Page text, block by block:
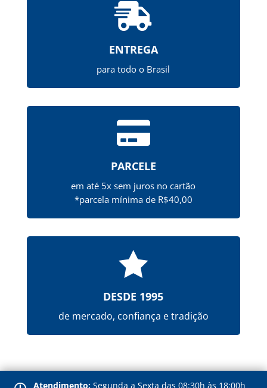

ENTREGA
para todo o Brasil

PARCELE
em até 5x sem juros no cartão
*parcela mínima de R$40,00

DESDE 1995
de mercado, confiança e tradição
Atendimento: Segunda a Sexta das 08:30h às 18:00h